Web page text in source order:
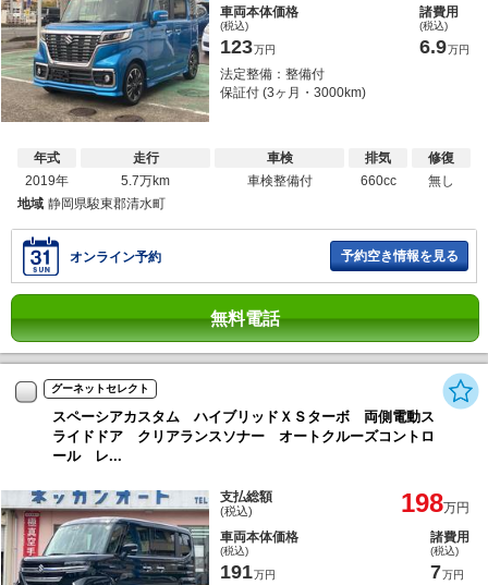
車両本体価格
(税込)
123万円
諸費用
(税込)
6.9万円
法定整備：整備付
保証付 (3ヶ月・3000km)
年式
2019年
走行
5.7万km
車検
車検整備付
排気
660cc
修復
無し
地域 静岡県駿東郡清水町
オンライン予約 予約空き情報を見る
無料電話
グーネットセレクト
スペーシアカスタム ハイブリッドＸＳターボ 両側電動ス
ライドドア クリアランスソナー オートクルーズコントロ
ール レ...
支払総額
(税込) 198万円
車両本体価格
(税込)
191万円
諸費用
(税込)
7万円